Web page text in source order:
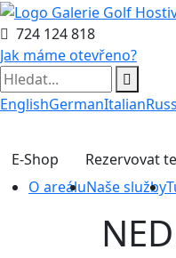
724 124 818
Jak máme otevřeno?
EnglishGermanItalian
E-Shop
Rezervovat
O areáluNaše služby